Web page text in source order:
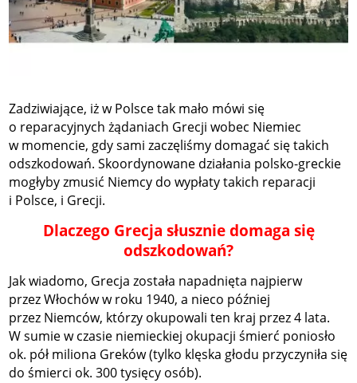
Zadziwiające, iż w Polsce tak mało mówi się
o reparacyjnych żądaniach Grecji wobec Niemiec
w momencie, gdy sami zaczęliśmy domagać się takich
odszkodowań. Skoordynowane działania polsko-greckie
mogłyby zmusić Niemcy do wypłaty takich reparacji
i Polsce, i Grecji.
Dlaczego Grecja słusznie domaga się
odszkodowań?
Jak wiadomo, Grecja została napadnięta najpierw
przez Włochów w roku 1940, a nieco później
przez Niemców, którzy okupowali ten kraj przez 4 lata.
W sumie w czasie niemieckiej okupacji śmierć poniosło
ok. pół miliona Greków (tylko klęska głodu przyczyniła się
do śmierci ok. 300 tysięcy osób).